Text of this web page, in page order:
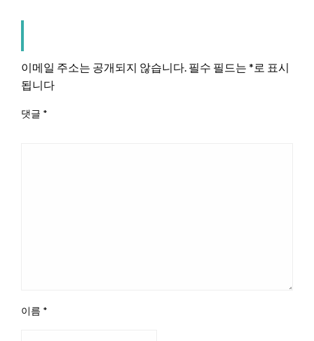
이메일 주소는 공개되지 않습니다. 필수 필드는 *로 표시
됩니다
댓글 *
이름 *